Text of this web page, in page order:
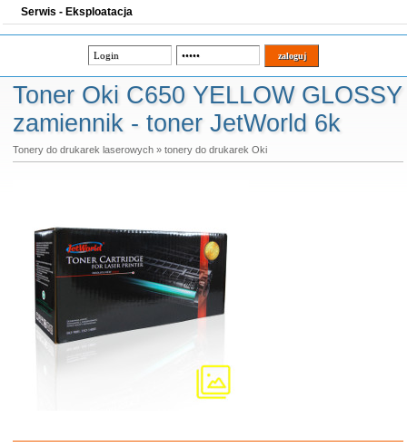
Serwis - Eksploatacja
Toner Oki C650 YELLOW GLOSSY
zamiennik - toner JetWorld 6k
Tonery do drukarek laserowych» tonery do drukarek Oki